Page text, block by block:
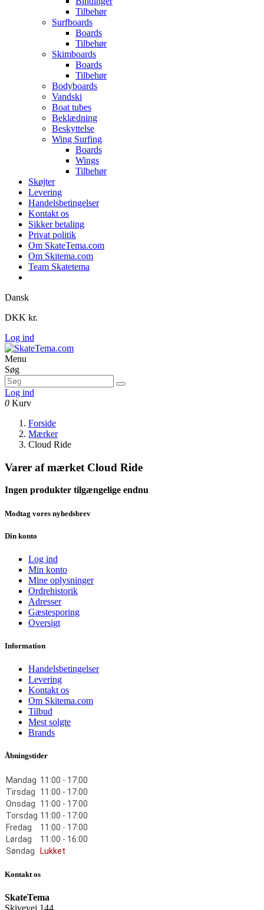
Tilbehør
Surfboards
Boards
Tilbehør
Skimboards
Boards
Tilbehør
Bodyboards
Vandski
Boat tubes
Beklædning
Beskyttelse
Wing Surfing
Boards
Wings
Tilbehør
Skøjter
Levering
Handelsbetingelser
Kontakt os
Sikker betaling
Privat politik
Om SkateTema.com
Om Skitema.com
Team Skatetema
Dansk
DKK kr.
Log ind
Menu
Søg
Log ind
0 Kurv
Forside
Mærker
Cloud Ride
Varer af mærket Cloud Ride
Ingen produkter tilgængelige endnu
Modtag vores nyhedsbrev
Din konto
Log ind
Min konto
Mine oplysninger
Ordrehistorik
Adresser
Gæstesporing
Oversigt
Information
Handelsbetingelser
Levering
Kontakt os
Om Skitema.com
Tilbud
Mest solgte
Brands
Åbningstider
Mandag 11:00 - 17:00
Tirsdag
11:00 - 17:00
Onsdag
11:00 - 17:00
Torsdag 11:00 - 17:00
Fredag
11:00 - 17:00
Lørdag
11:00 - 16:00
Søndag
Lukket
Kontakt os
SkateTema
Skivevej 144,